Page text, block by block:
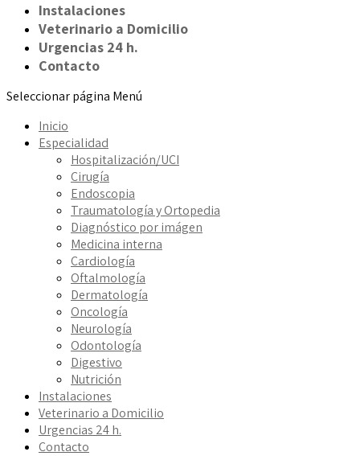
Instalaciones
Veterinario a Domicilio
Urgencias 24 h.
Contacto
Seleccionar página Menú
Inicio
Especialidad
Hospitalización/UCI
Cirugía
Endoscopia
Traumatología y Ortopedia
Diagnóstico por imágen
Medicina interna
Cardiología
Oftalmología
Dermatología
Oncología
Neurología
Odontología
Digestivo
Nutrición
Instalaciones
Veterinario a Domicilio
Urgencias 24 h.
Contacto